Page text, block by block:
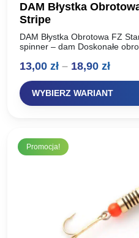
DAM Błystka
Stripe
DAM Błystka Obrotowa FZ
spinner – dam Doskonałe
pracują w wodzie, skuteczne
13,00 zł – 18,90 złZakres
cen:
od
WYBIERZ WARIANT
Promocja!